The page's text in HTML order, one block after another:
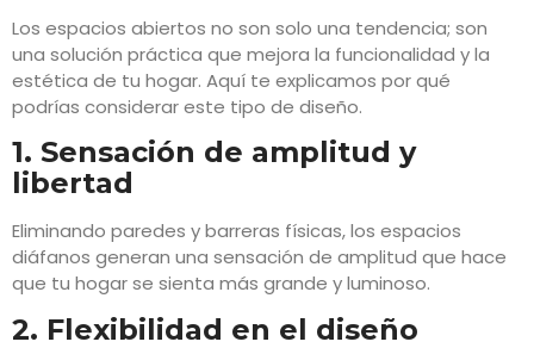
Los espacios abiertos no son solo una tendencia; son
una solución práctica que mejora la funcionalidad y la
estética de tu hogar. Aquí te explicamos por qué
podrías considerar este tipo de diseño.
1. Sensación de amplitud y
libertad
Eliminando paredes y barreras físicas, los espacios
diáfanos generan una sensación de amplitud que hace
que tu hogar se sienta más grande y luminoso.
2. Flexibilidad en el diseño